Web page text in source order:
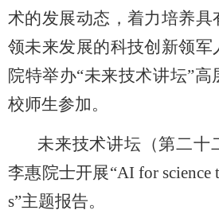
术的发展动态，着力培养具
领未来发展的科技创新领军
院特举办“未来技术讲坛”
校师生参加。
未来技术讲坛（第二十
李惠院士开展“AI for science
s”主题报告。